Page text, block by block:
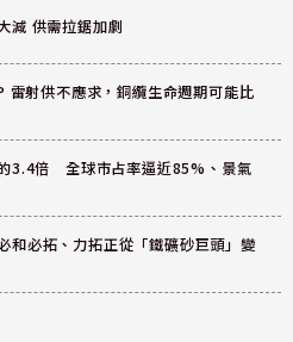
減 供需拉鋸加劇
雷射供不應求，銅纜生命週期可能比
3.4倍 全球市占率逼近85%、景氣
和必拓、力拓正從「鐵礦砂巨頭」變